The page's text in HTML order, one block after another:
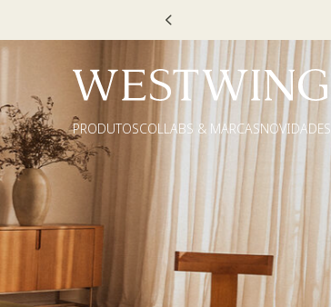
PRODUTOSCOLLABS & MARCASNOVIDADES